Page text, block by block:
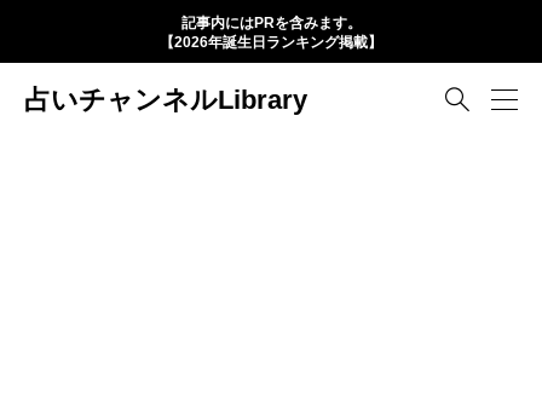
記事内にはPRを含みます。
【2026年誕生日ランキング掲載】
占いチャンネルLibrary 